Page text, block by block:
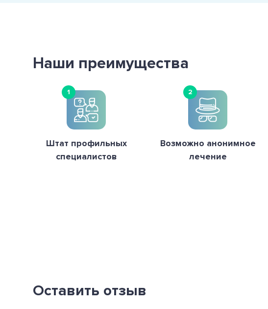
Наши преимущества
1
Штат профильных
специалистов
2
Возможно анонимное
лечение
Оставить отзыв